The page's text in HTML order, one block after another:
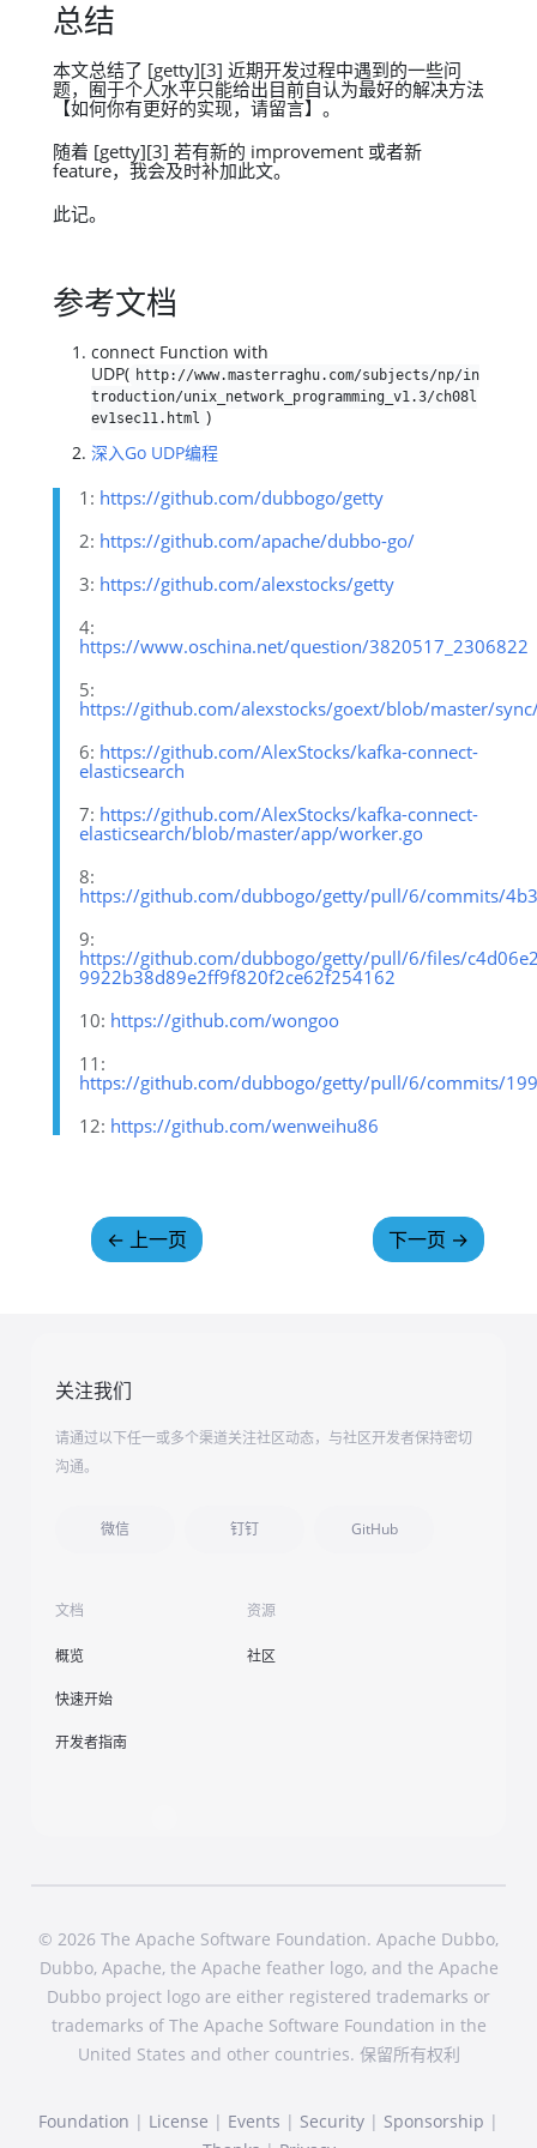
总结
本文总结了 [getty][3] 近期开发过程中遇到的一些问
题，囿于个人水平只能给出目前自认为最好的解决方法
【如何你有更好的实现，请留言】。
随着 [getty][3] 若有新的 improvement 或者新
feature，我会及时补加此文。
此记。
参考文档
connect Function with
UDP( http://www.masterraghu.com/subjects/np/in
troduction/unix_network_programming_v1.3/ch08l
ev1sec11.html )
深入Go UDP编程
1: https://github.com/dubbogo/getty
2: https://github.com/apache/dubbo-go/
3: https://github.com/alexstocks/getty
4:
https://www.oschina.net/question/3820517_2306822
5:
https://github.com/alexstocks/goext/blob/master/
6: https://github.com/AlexStocks/kafka-connect-
elasticsearch
7: https://github.com/AlexStocks/kafka-connect-
elasticsearch/blob/master/app/worker.go
8:
https://github.com/dubbogo/getty/pull/6/commits/
9:
https://github.com/dubbogo/getty/pull/6/files/
9922b38d89e2ff9f820f2ce62f254162
10: https://github.com/wongoo
11:
https://github.com/dubbogo/getty/pull/6/commits/
12: https://github.com/wenweihu86
← 上一页 下一页 →
关注我们
请通过以下任一或多个渠道关注社区动态，与社区开发者保持密切
沟通。
微信 钉钉 GitHub
文档
概览
快速开始
开发者指南
资源
社区
© 2026 The Apache Software Foundation. Apache Dubbo,
Dubbo, Apache, the Apache feather logo, and the Apache
Dubbo project logo are either registered trademarks or
trademarks of The Apache Software Foundation in the
United States and other countries. 保留所有权利
Foundation | License | Events | Security | Sponsorship |